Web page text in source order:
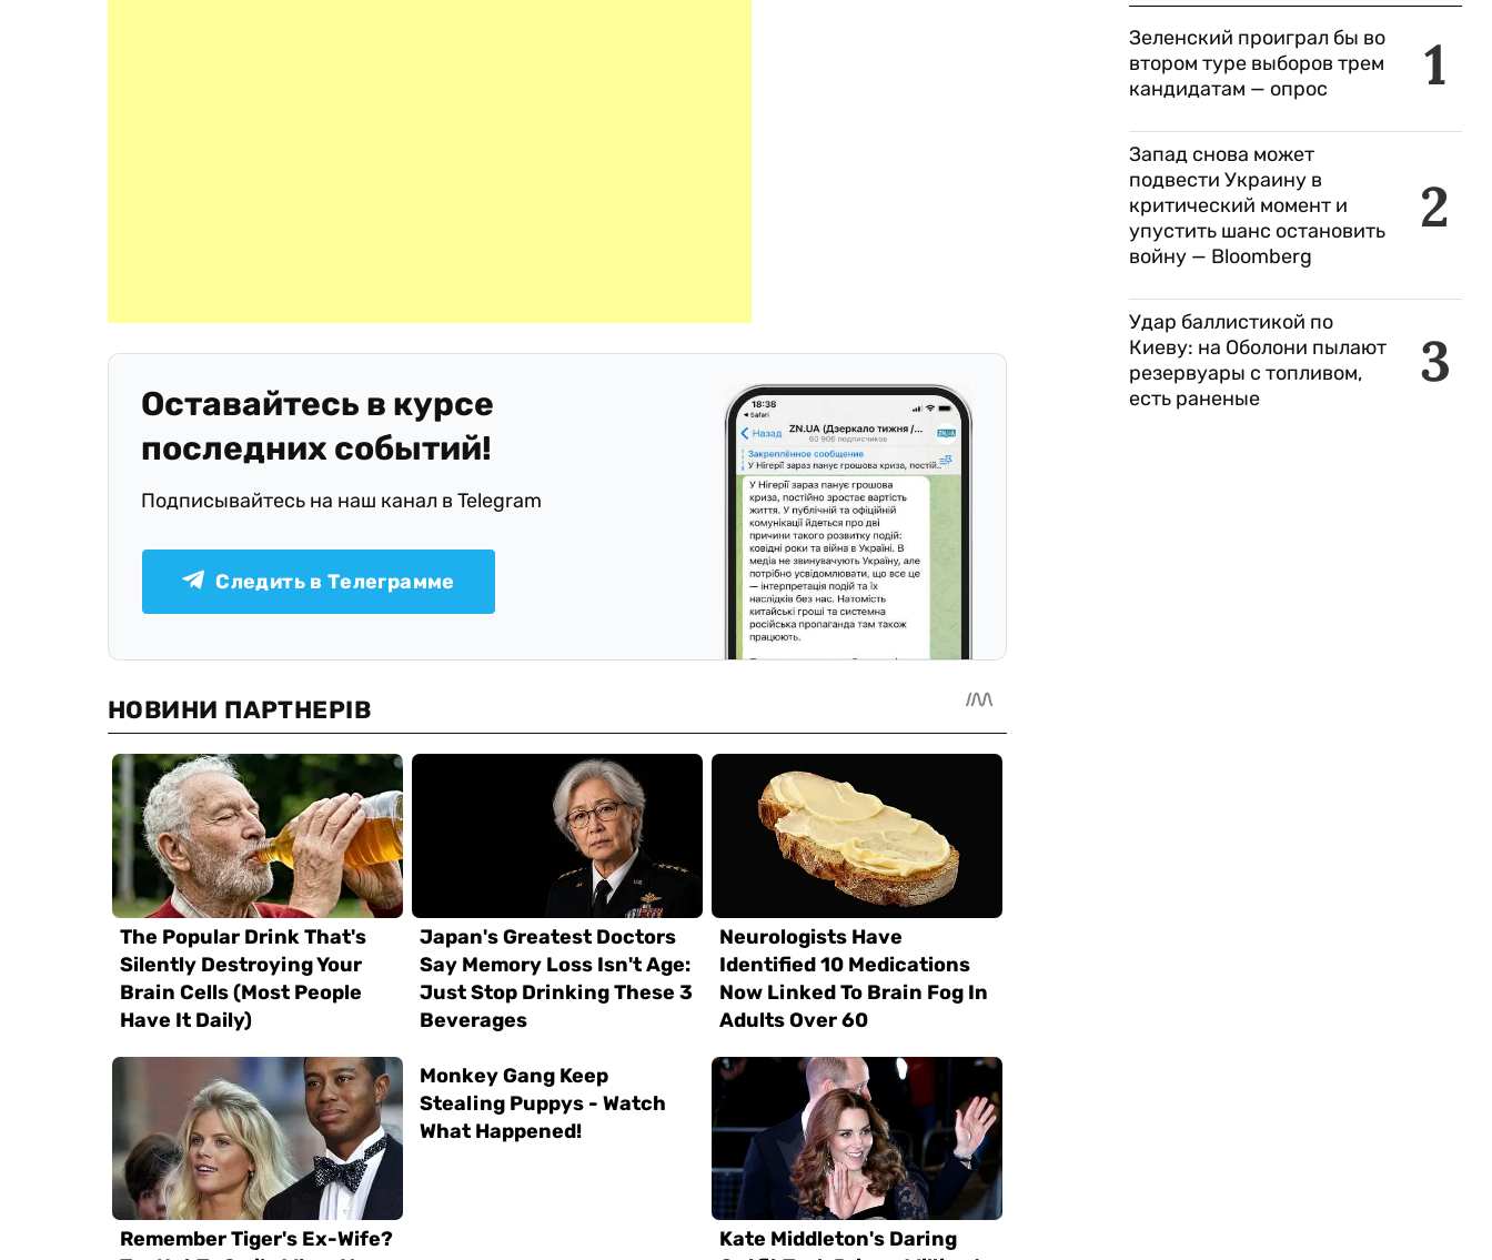
Оставайтесь в курсе
последних событий!
Подписывайтесь на наш канал в Telegram
Следить в Телеграмме
1
Зеленский проиграл бы во
втором туре выборов трем
кандидатам — опрос
2
Запад снова может
подвести Украину в
критический момент и
упустить шанс остановить
войну — Bloomberg
3
Удар баллистикой по
Киеву: на Оболони пылают
резервуары с топливом,
есть раненые